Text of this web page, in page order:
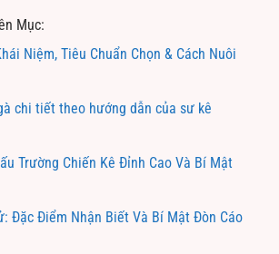
Mục:
Niệm, Tiêu Chuẩn Chọn & Cách Nuôi
chi tiết theo hướng dẫn của sư kê
Trường Chiến Kê Đỉnh Cao Và Bí Mật
Đặc Điểm Nhận Biết Và Bí Mật Đòn Cáo